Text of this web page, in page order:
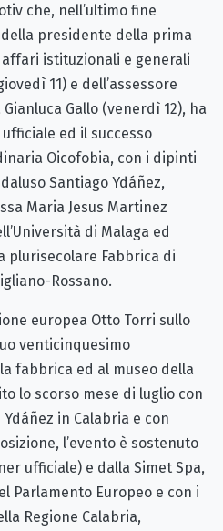
che, nell’ultimo fine
presidente della prima
istituzionali e generali
11) e dell’assessore
Gallo (venerdì 12), ha
ed il successo
Oicofobia, con i dipinti
Santiago Ydáñez,
Maria Jesus Martinez
di Malaga ed
plurisecolare Fabbrica di
Rossano.
europea Otto Torri sullo
venticinquesimo
fabbrica ed al museo della
lo scorso mese di luglio con
in Calabria e con
l’evento è sostenuto
ufficiale) e dalla Simet Spa,
Parlamento Europeo e con i
Regione Calabria,